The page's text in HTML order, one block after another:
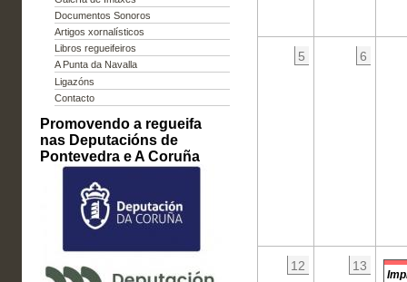
Documentos Sonoros
Artigos xornalísticos
Libros regueifeiros
A Punta da Navalla
Ligazóns
Contacto
Promovendo a regueifa
nas Deputacións de
Pontevedra e A Coruña
5 6
12 13